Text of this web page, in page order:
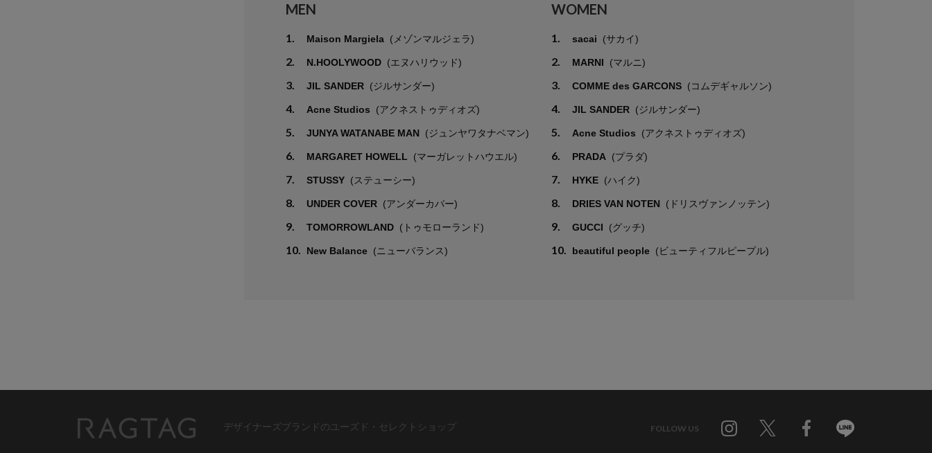
MEN
1. Maison Margiela (メゾンマルジェラ)
2. N.HOOLYWOOD (エヌハリウッド)
3. JIL SANDER (ジルサンダー)
4. Acne Studios (アクネストゥディオズ)
5. JUNYA WATANABE MAN (ジュンヤワタナベマン)
6. MARGARET HOWELL (マーガレットハウエル)
7. STUSSY (ステューシー)
8. UNDER COVER (アンダーカバー)
9. TOMORROWLAND (トゥモローランド)
10. New Balance (ニューバランス)
WOMEN
1. sacai (サカイ)
2. MARNI (マルニ)
3. COMME des GARCONS (コムデギャルソン)
4. JIL SANDER (ジルサンダー)
5. Acne Studios (アクネストゥディオズ)
6. PRADA (プラダ)
7. HYKE (ハイク)
8. DRIES VAN NOTEN (ドリスヴァンノッテン)
9. GUCCI (グッチ)
10. beautiful people (ビューティフルピープル)
デザイナーズブランドのユーズド・セレクトショップ FOLLOW US